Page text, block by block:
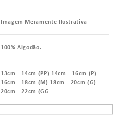
Imagem Meramente Ilustrativa
100% Algodão.
13cm - 14cm (PP) 14cm - 16cm (P)
16cm - 18cm (M) 18cm - 20cm (G)
20cm - 22cm (GG